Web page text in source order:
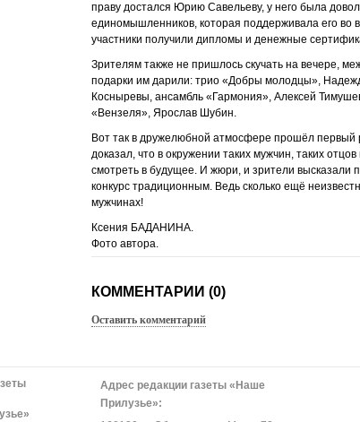
праву достался Юрию Савельеву, у него была
единомышленников, которая поддерживала его во
участники получили дипломы и денежные
Зрителям также не пришлось скучать на вечере,
подарки им дарили: трио «Добры молодцы»,
Косныревы, ансамбль «Гармония», Алексей
«Вензеля», Ярослав Шубин.
Вот так в дружелюбной атмосфере прошёл первый
доказал, что в окружении таких мужчин, таких
смотреть в будущее. И жюри, и зрители высказали
конкурс традиционным. Ведь сколько ещё
мужчинах!
Ксения БАДАНИНА.
Фото автора.
КОММЕНТАРИИ (0)
Оставить комментарий
Адрес редакции газеты «Наше
Прилузье»: